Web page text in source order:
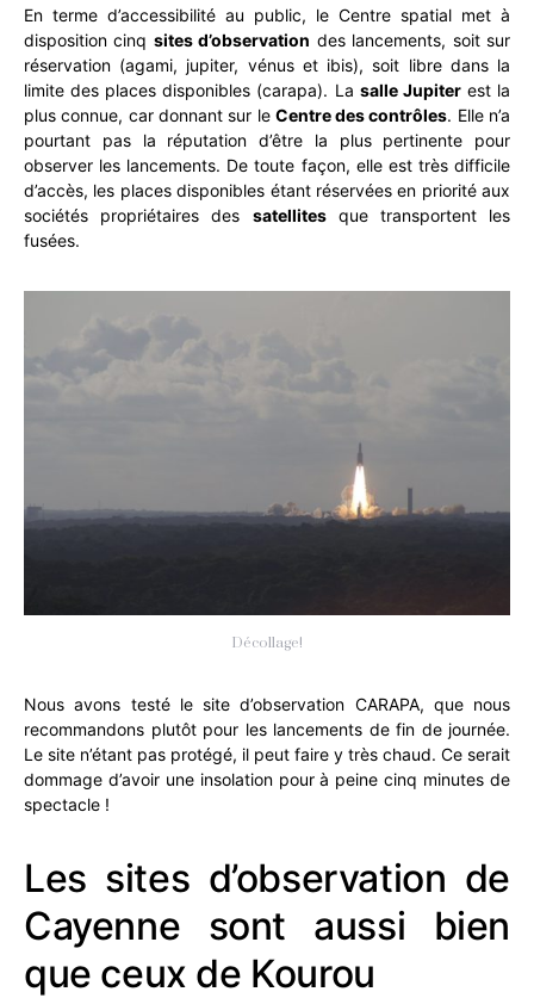
En terme d’accessibilité au public, le Centre spatial met à
disposition cinq sites d’observation des lancements, soit sur
réservation (agami, jupiter, vénus et ibis), soit libre dans la
limite des places disponibles (carapa). La salle Jupiterest la
plus connue, car donnant sur le Centre des contrôles. Elle n’a
pourtant pas la réputation d’être la plus pertinente pour
observer les lancements. De toute façon, elle est très difficile
d’accès, les places disponibles étant réservées en priorité aux
sociétés propriétaires des satellitesque transportent les
fusées.
Décollage!
Nous avons testé le site d’observation CARAPA, que nous
recommandons plutôt pour les lancements de fin de journée.
Le site n’étant pas protégé, il peut faire y très chaud. Ce serait
dommage d’avoir une insolation pour à peine cinq minutes de
spectacle !
Les sites d’observation de
Cayenne sont aussi bien
que ceux de Kourou